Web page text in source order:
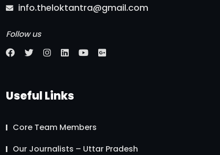
info.theloktantra@gmail.com
Follow us
Useful Links
Core Team Members
Our Journalists – Uttar Pradesh